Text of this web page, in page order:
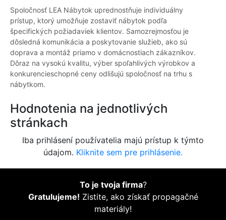
Spoločnosť LEA Nábytok uprednostňuje individuálny
prístup, ktorý umožňuje zostaviť nábytok podľa
špecifických požiadaviek klientov. Samozrejmosťou je
dôsledná komunikácia a poskytovanie služieb, ako sú
doprava a montáž priamo v domácnostiach zákazníkov.
Dôraz na vysokú kvalitu, výber spoľahlivých výrobkov a
konkurencieschopné ceny odlišujú spoločnosť na trhu s
nábytkom.
Hodnotenia na jednotlivých
stránkach
Iba prihlásení používatelia majú prístup k týmto
údajom. Kliknite sem pre prihlásenie.
To je tvoja firma?
Gratulujeme! Zistite, ako získať propagačné
materiály!